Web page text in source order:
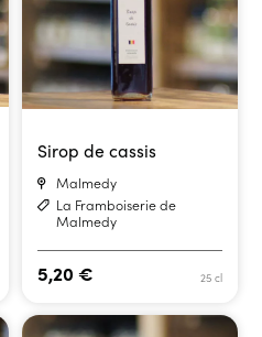
Sirop de cassis
Malmedy
La Framboiserie de
Malmedy
25 cl
5,20 €